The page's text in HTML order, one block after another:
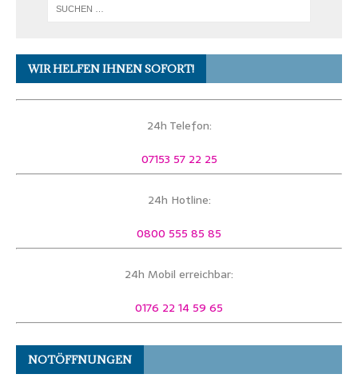
WIR HELFEN IHNEN SOFORT!
24h Telefon:
07153 57 22 25
24h Hotline:
0800 555 85 85
24h Mobil erreichbar:
0176 22 14 59 65
NOTÖFFNUNGEN